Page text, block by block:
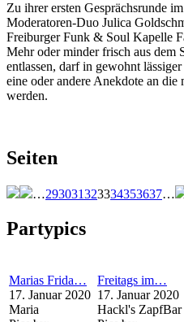
Zu ihrer ersten Gesprächsrunde
Moderatoren-Duo Julica
Freiburger Funk & Soul Kapelle
Mehr oder minder frisch aus dem
entlassen, darf in gewohnt
eine oder andere Anekdote an
werden.
Seiten
…293031323334353637…
Partypics
Marias Frida…
17. Januar 2020
Maria
Freitags im…
17. Januar 2020
Hackl's ZapfBar